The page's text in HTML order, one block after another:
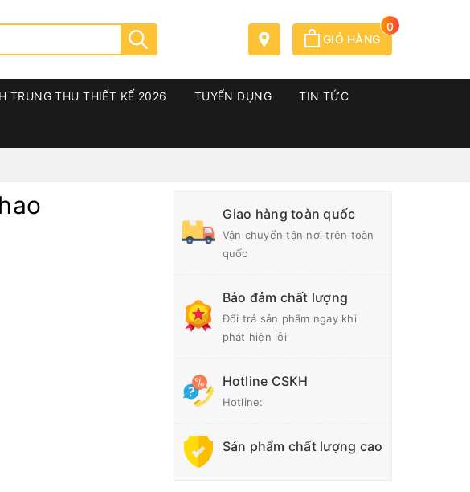
GIỎ HÀNG
0
TRUNG THU THIẾT KẾ 2026 TUYỂN DỤNG TIN TỨC
Giao hàng toàn quốc
Vận chuyển tận nơi trên toàn
quốc
Bảo đảm chất lượng
Đổi trả sản phẩm ngay khi
phát hiện lỗi
Hotline CSKH
Hotline:
Sản phẩm chất lượng cao